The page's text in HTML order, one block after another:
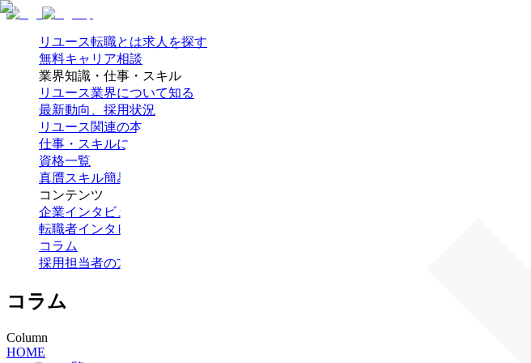
リユース転職とは求人を探す
無料キャリア相談
業界知識・仕事・スキル
リユース業界について知る
最新動向、採用状況
リユース関連の本
仕事・スキルについて知る
資格一覧
真贋スキル簡易テスト
コンテンツ
企業インタビュー
転職者インタビュー
コラム
採用担当者の方へ
コラム
Column
HOME